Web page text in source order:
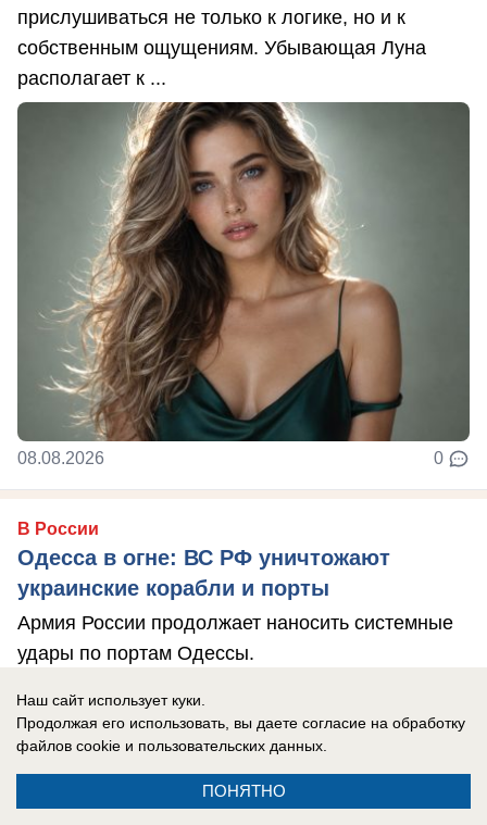
прислушиваться не только к логике, но и к
собственным ощущениям. Убывающая Луна
располагает к ...
08.08.2026 0
В России
Одесса в огне: ВС РФ уничтожают
украинские корабли и порты
Армия России продолжает наносить системные
удары по портам Одессы.
Наш сайт использует куки.
Продолжая его использовать, вы даете согласие на обработку
файлов cookie и пользовательских данных.
ПОНЯТНО